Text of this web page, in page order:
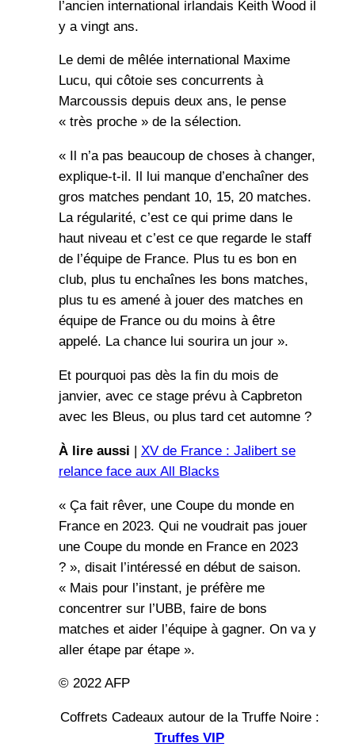
l’ancien international irlandais Keith Wood il
y a vingt ans.
Le demi de mêlée international Maxime
Lucu, qui côtoie ses concurrents à
Marcoussis depuis deux ans, le pense
« très proche » de la sélection.
« Il n’a pas beaucoup de choses à changer,
explique-t-il. Il lui manque d’enchaîner des
gros matches pendant 10, 15, 20 matches.
La régularité, c’est ce qui prime dans le
haut niveau et c’est ce que regarde le staff
de l’équipe de France. Plus tu es bon en
club, plus tu enchaînes les bons matches,
plus tu es amené à jouer des matches en
équipe de France ou du moins à être
appelé. La chance lui sourira un jour ».
Et pourquoi pas dès la fin du mois de
janvier, avec ce stage prévu à Capbreton
avec les Bleus, ou plus tard cet automne ?
À lire aussi | XV de France : Jalibert se
relance face aux All Blacks
« Ça fait rêver, une Coupe du monde en
France en 2023. Qui ne voudrait pas jouer
une Coupe du monde en France en 2023
? », disait l’intéressé en début de saison.
« Mais pour l’instant, je préfère me
concentrer sur l’UBB, faire de bons
matches et aider l’équipe à gagner. On va y
aller étape par étape ».
© 2022 AFP
Coffrets Cadeaux autour de la Truffe Noire :
Truffes VIP